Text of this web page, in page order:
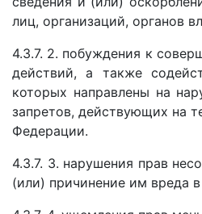
лиц, организаций, органов
4.3.7. 2. побуждения к
действий, а также
которых направлены на
запретов, действующих на
Федерации.
4.3.7. 3. нарушения прав
(или) причинение им вреда